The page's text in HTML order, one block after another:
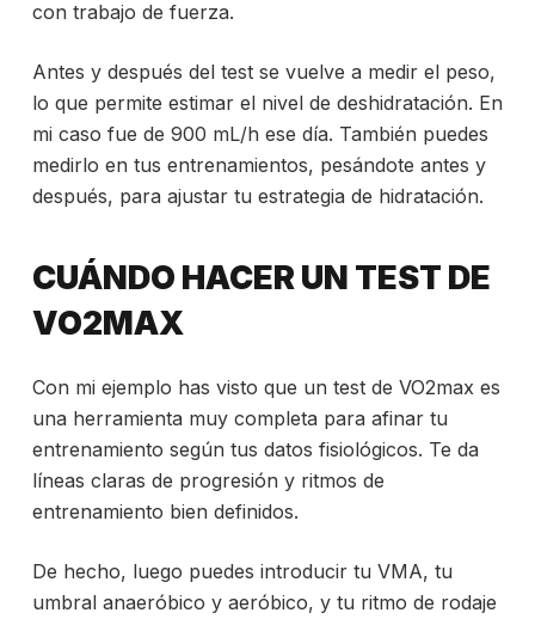
con trabajo de fuerza.
Antes y después del test se vuelve a medir el peso,
lo que permite estimar el nivel de deshidratación. En
mi caso fue de 900 mL/h ese día. También puedes
medirlo en tus entrenamientos, pesándote antes y
después, para ajustar tu estrategia de hidratación.
CUÁNDO HACER UN TEST DE
VO2MAX
Con mi ejemplo has visto que un test de VO2max es
una herramienta muy completa para afinar tu
entrenamiento según tus datos fisiológicos. Te da
líneas claras de progresión y ritmos de
entrenamiento bien definidos.
De hecho, luego puedes introducir tu VMA, tu
umbral anaeróbico y aeróbico, y tu ritmo de rodaje